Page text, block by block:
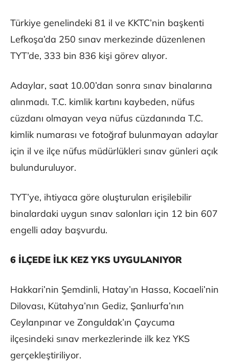
Türkiye genelindeki 81 il ve KKTC’nin başkenti
Lefkoşa’da 250 sınav merkezinde düzenlenen
TYT’de, 333 bin 836 kişi görev alıyor.
Adaylar, saat 10.00’dan sonra sınav binalarına
alınmadı. T.C. kimlik kartını kaybeden, nüfus
cüzdanı olmayan veya nüfus cüzdanında T.C.
kimlik numarası ve fotoğraf bulunmayan adaylar
için il ve ilçe nüfus müdürlükleri sınav günleri açık
bulunduruluyor.
TYT’ye, ihtiyaca göre oluşturulan erişilebilir
binalardaki uygun sınav salonları için 12 bin 607
engelli aday başvurdu.
6 İLÇEDE İLK KEZ YKS UYGULANIYOR
Hakkari’nin Şemdinli, Hatay’ın Hassa, Kocaeli’nin
Dilovası, Kütahya’nın Gediz, Şanlıurfa’nın
Ceylanpınar ve Zonguldak’ın Çaycuma
ilçesindeki sınav merkezlerinde ilk kez YKS
gerçekleştiriliyor.